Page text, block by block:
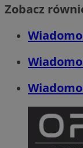
Zobacz